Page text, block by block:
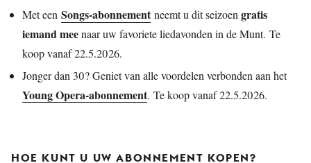
Met een Songs-abonnement neemt u dit seizoen gratis
iemand meenaar uw favoriete liedavonden in de Munt. Te
koop vanaf 22.5.2026.
Jonger dan 30? Geniet van alle voordelen verbonden aan het
Young Opera-abonnement. Te koop vanaf 22.5.2026.
HOE KUNT U UW ABONNEMENT KOPEN?